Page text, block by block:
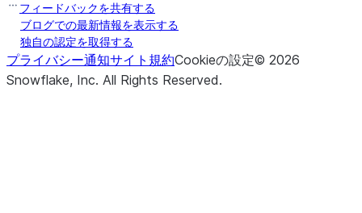
フィードバックを共有する
ブログでの最新情報を表示する
独自の認定を取得する
プライバシー通知サイト規約Cookieの設定© 2026
Snowflake, Inc. All Rights Reserved.